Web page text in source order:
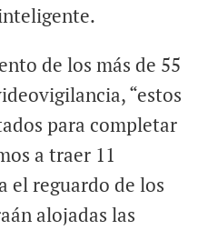
de los más de 55
“estos
para completar
a traer 11
el reguardo de los
alojadas las